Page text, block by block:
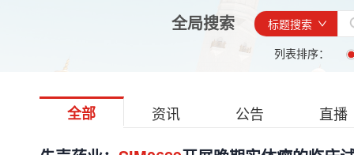
全局搜索
标题搜索
列表排序：
全部 资讯 公告 直播